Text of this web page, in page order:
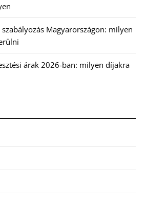
Magyarországon: milyen
árak 2026-ban: milyen díjakra